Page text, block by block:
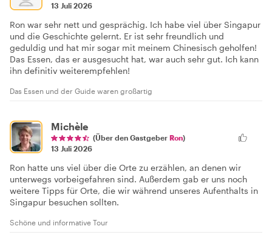
13 Juli 2026
Ron war sehr nett und gesprächig. Ich habe viel über Singapur
und die Geschichte gelernt. Er ist sehr freundlich und
geduldig und hat mir sogar mit meinem Chinesisch geholfen!
Das Essen, das er ausgesucht hat, war auch sehr gut. Ich kann
ihn definitiv weiterempfehlen!
Das Essen und der Guide waren großartig
Michèle
(Über den Gastgeber Ron)
13 Juli 2026
Ron hatte uns viel über die Orte zu erzählen, an denen wir
unterwegs vorbeigefahren sind. Außerdem gab er uns noch
weitere Tipps für Orte, die wir während unseres Aufenthalts in
Singapur besuchen sollten.
Schöne und informative Tour